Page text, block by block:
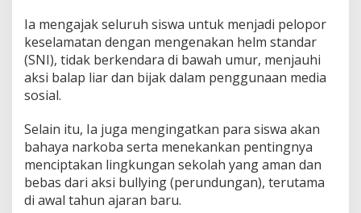
e
r
a
d
k
o
l
a
h
Ia mengajak seluruh siswa untuk menjadi pelopor
keselamatan dengan mengenakan helm standar
(SNI), tidak berkendara di bawah umur, menjauhi
aksi balap liar dan bijak dalam penggunaan media
sosial.
Selain itu, Ia juga mengingatkan para siswa akan
bahaya narkoba serta menekankan pentingnya
menciptakan lingkungan sekolah yang aman dan
bebas dari aksi bullying (perundungan), terutama
di awal tahun ajaran baru.